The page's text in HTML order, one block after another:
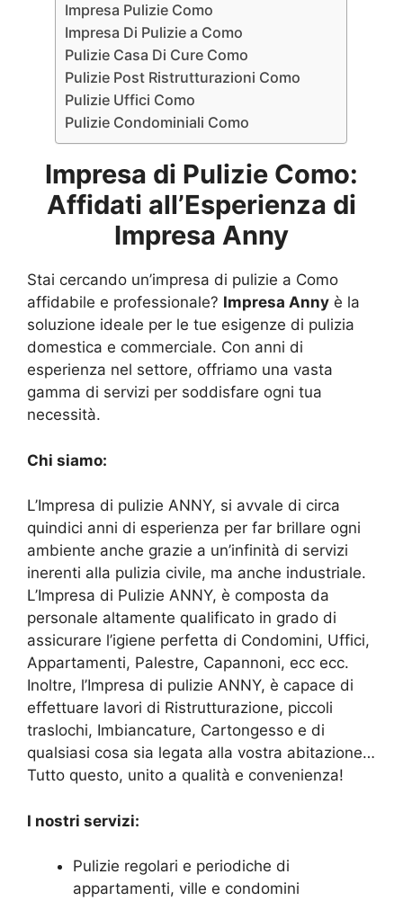
Impresa Pulizie Como
Impresa Di Pulizie a Como
Pulizie Casa Di Cure Como
Pulizie Post Ristrutturazioni Como
Pulizie Uffici Como
Pulizie Condominiali Como
Impresa di Pulizie Como:
Affidati all’Esperienza di
Impresa Anny
Stai cercando un’impresa di pulizie a Como
affidabile e professionale? Impresa Anny è la
soluzione ideale per le tue esigenze di pulizia
domestica e commerciale. Con anni di
esperienza nel settore, offriamo una vasta
gamma di servizi per soddisfare ogni tua
necessità.
Chi siamo:
L’Impresa di pulizie ANNY, si avvale di circa
quindici anni di esperienza per far brillare ogni
ambiente anche grazie a un’infinità di servizi
inerenti alla pulizia civile, ma anche industriale.
L’Impresa di Pulizie ANNY, è composta da
personale altamente qualificato in grado di
assicurare l’igiene perfetta di Condomini, Uffici,
Appartamenti, Palestre, Capannoni, ecc ecc.
Inoltre, l’Impresa di pulizie ANNY, è capace di
effettuare lavori di Ristrutturazione, piccoli
traslochi, Imbiancature, Cartongesso e di
qualsiasi cosa sia legata alla vostra abitazione…
Tutto questo, unito a qualità e convenienza!
I nostri servizi:
Pulizie regolari e periodiche di
appartamenti, ville e condomini